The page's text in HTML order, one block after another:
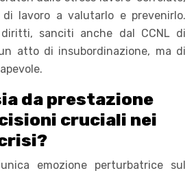
lavoro a valutarlo e prevenirlo.
sanciti anche dal CCNL di
atto di insubordinazione, ma di
da prestazione
cruciali nei
emozione perturbatrice sul